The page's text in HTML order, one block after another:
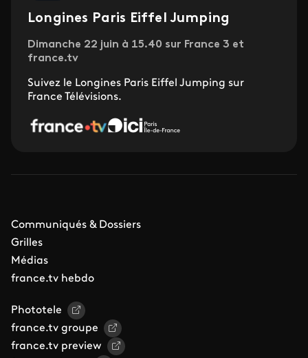
Longines Paris Eiffel Jumping
Dimanche 22 juin à 15.40 sur France 3 et
france.tv
Suivez le Longines Paris Eiffel Jumping sur
France Télévisions.
Communiqués & Dossiers
Grilles
Médias
france.tv hebdo
Phototele
france.tv groupe
france.tv preview